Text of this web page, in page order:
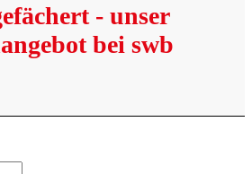
- unser
bei swb